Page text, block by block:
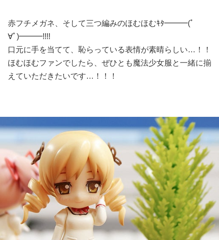
赤フチメガネ、そして三つ編みのほむほむｷﾀ━━━(ﾟ
∀ﾟ)━━━!!!!
口元に手を当てて、恥らっている表情が素晴らしい…！！
ほむほむファンでしたら、ぜひとも魔法少女服と一緒に揃
えていただきたいです…！！！